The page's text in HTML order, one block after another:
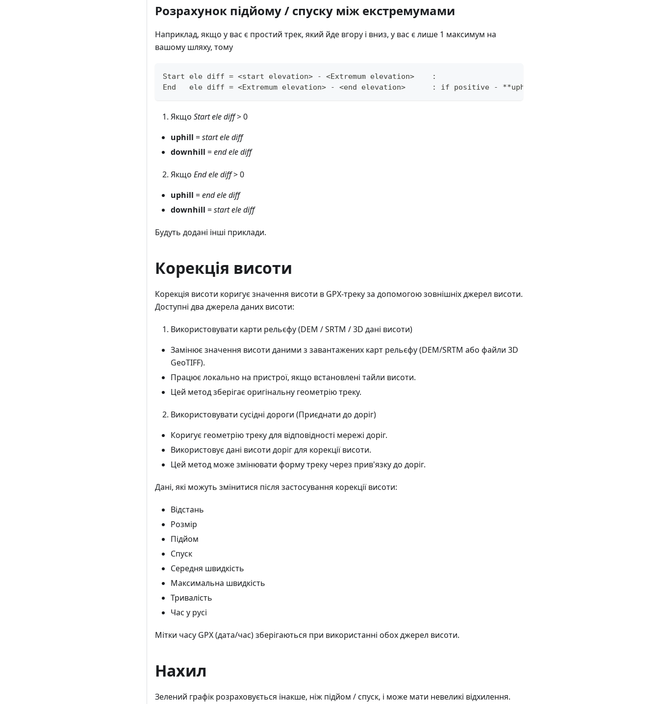
Розрахунок підйому / спуску між екстремумами
Наприклад, якщо у вас є простий трек, який йде вгору і вниз, у вас є лише 1 максимум на
вашому шляху, тому
Start ele diff = <start elevation> - <Extremum elevation>    :
End   ele diff = <Extremum elevation> - <end elevation>      : if positive - **uphill**, if negative -
Якщо Start ele diff> 0
uphill =start ele diff
downhill =end ele diff
Якщо End ele diff> 0
uphill =end ele diff
downhill =start ele diff
Будуть додані інші приклади.
Корекція висоти
Корекція висоти коригує значення висоти в GPX-треку за допомогою зовнішніх джерел висоти.
Доступні два джерела даних висоти:
Використовувати карти рельєфу (DEM / SRTM / 3D дані висоти)
Замінює значення висоти даними з завантажених карт рельєфу (DEM/SRTM або файли 3D
GeoTIFF).
Працює локально на пристрої, якщо встановлені тайли висоти.
Цей метод зберігає оригінальну геометрію треку.
Використовувати сусідні дороги (Приєднати до доріг)
Коригує геометрію треку для відповідності мережі доріг.
Використовує дані висоти доріг для корекції висоти.
Цей метод може змінювати форму треку через прив'язку до доріг.
Дані, які можуть змінитися після застосування корекції висоти:
Відстань
Розмір
Підйом
Спуск
Середня швидкість
Максимальна швидкість
Тривалість
Час у русі
Мітки часу GPX (дата/час) зберігаються при використанні обох джерел висоти.
Нахил
Зелений графік розраховується інакше, ніж підйом / спуск, і може мати невеликі відхилення.